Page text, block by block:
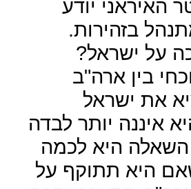
האיראני יודע
בזהירות.
על ישראל?
בין ארה"ב
את ישראל
איננה יותר לבדה
השאלה היא לכמה
היא תתוקף על